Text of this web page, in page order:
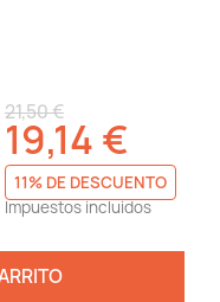
21,50 €
19,14 €
11% DE DESCUENTO
Impuestos incluidos